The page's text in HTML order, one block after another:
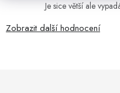
Je sice větší ale
Zobrazit další hodnocení